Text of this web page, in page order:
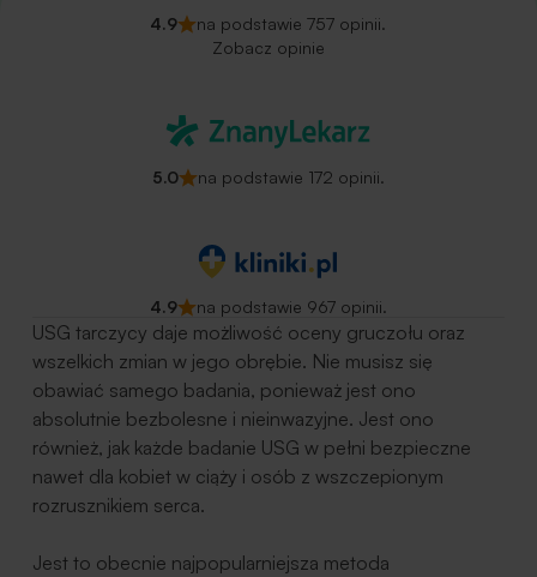
4.9
na podstawie 757 opinii.
Zobacz opinie
5.0 na podstawie 172 opinii.
4.9 na podstawie 967 opinii.
USG tarczycy daje możliwość oceny gruczołu oraz
wszelkich zmian w jego obrębie. Nie musisz się
obawiać samego badania, ponieważ jest ono
absolutnie bezbolesne i nieinwazyjne. Jest ono
również, jak każde badanie USG w pełni bezpieczne
nawet dla kobiet w ciąży i osób z wszczepionym
rozrusznikiem serca.
Jest to obecnie najpopularniejsza metoda